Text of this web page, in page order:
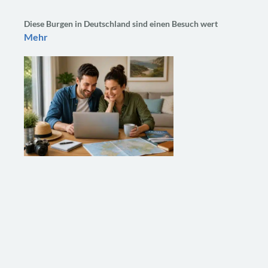
Diese Burgen in Deutschland sind einen Besuch wert
Mehr